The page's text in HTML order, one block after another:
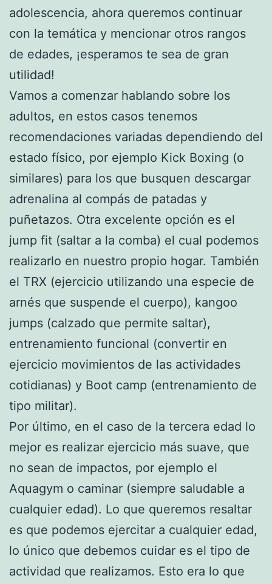
adolescencia, ahora queremos continuar
con la temática y mencionar otros rangos
de edades, ¡esperamos te sea de gran
utilidad!
Vamos a comenzar hablando sobre los
adultos, en estos casos tenemos
recomendaciones variadas dependiendo del
estado físico, por ejemplo Kick Boxing (o
similares) para los que busquen descargar
adrenalina al compás de patadas y
puñetazos. Otra excelente opción es el
jump fit (saltar a la comba) el cual podemos
realizarlo en nuestro propio hogar. También
el TRX (ejercicio utilizando una especie de
arnés que suspende el cuerpo), kangoo
jumps (calzado que permite saltar),
entrenamiento funcional (convertir en
ejercicio movimientos de las actividades
cotidianas) y Boot camp (entrenamiento de
tipo militar).
Por último, en el caso de la tercera edad lo
mejor es realizar ejercicio más suave, que
no sean de impactos, por ejemplo el
Aquagym o caminar (siempre saludable a
cualquier edad). Lo que queremos resaltar
es que podemos ejercitar a cualquier edad,
lo único que debemos cuidar es el tipo de
actividad que realizamos. Esto era lo que